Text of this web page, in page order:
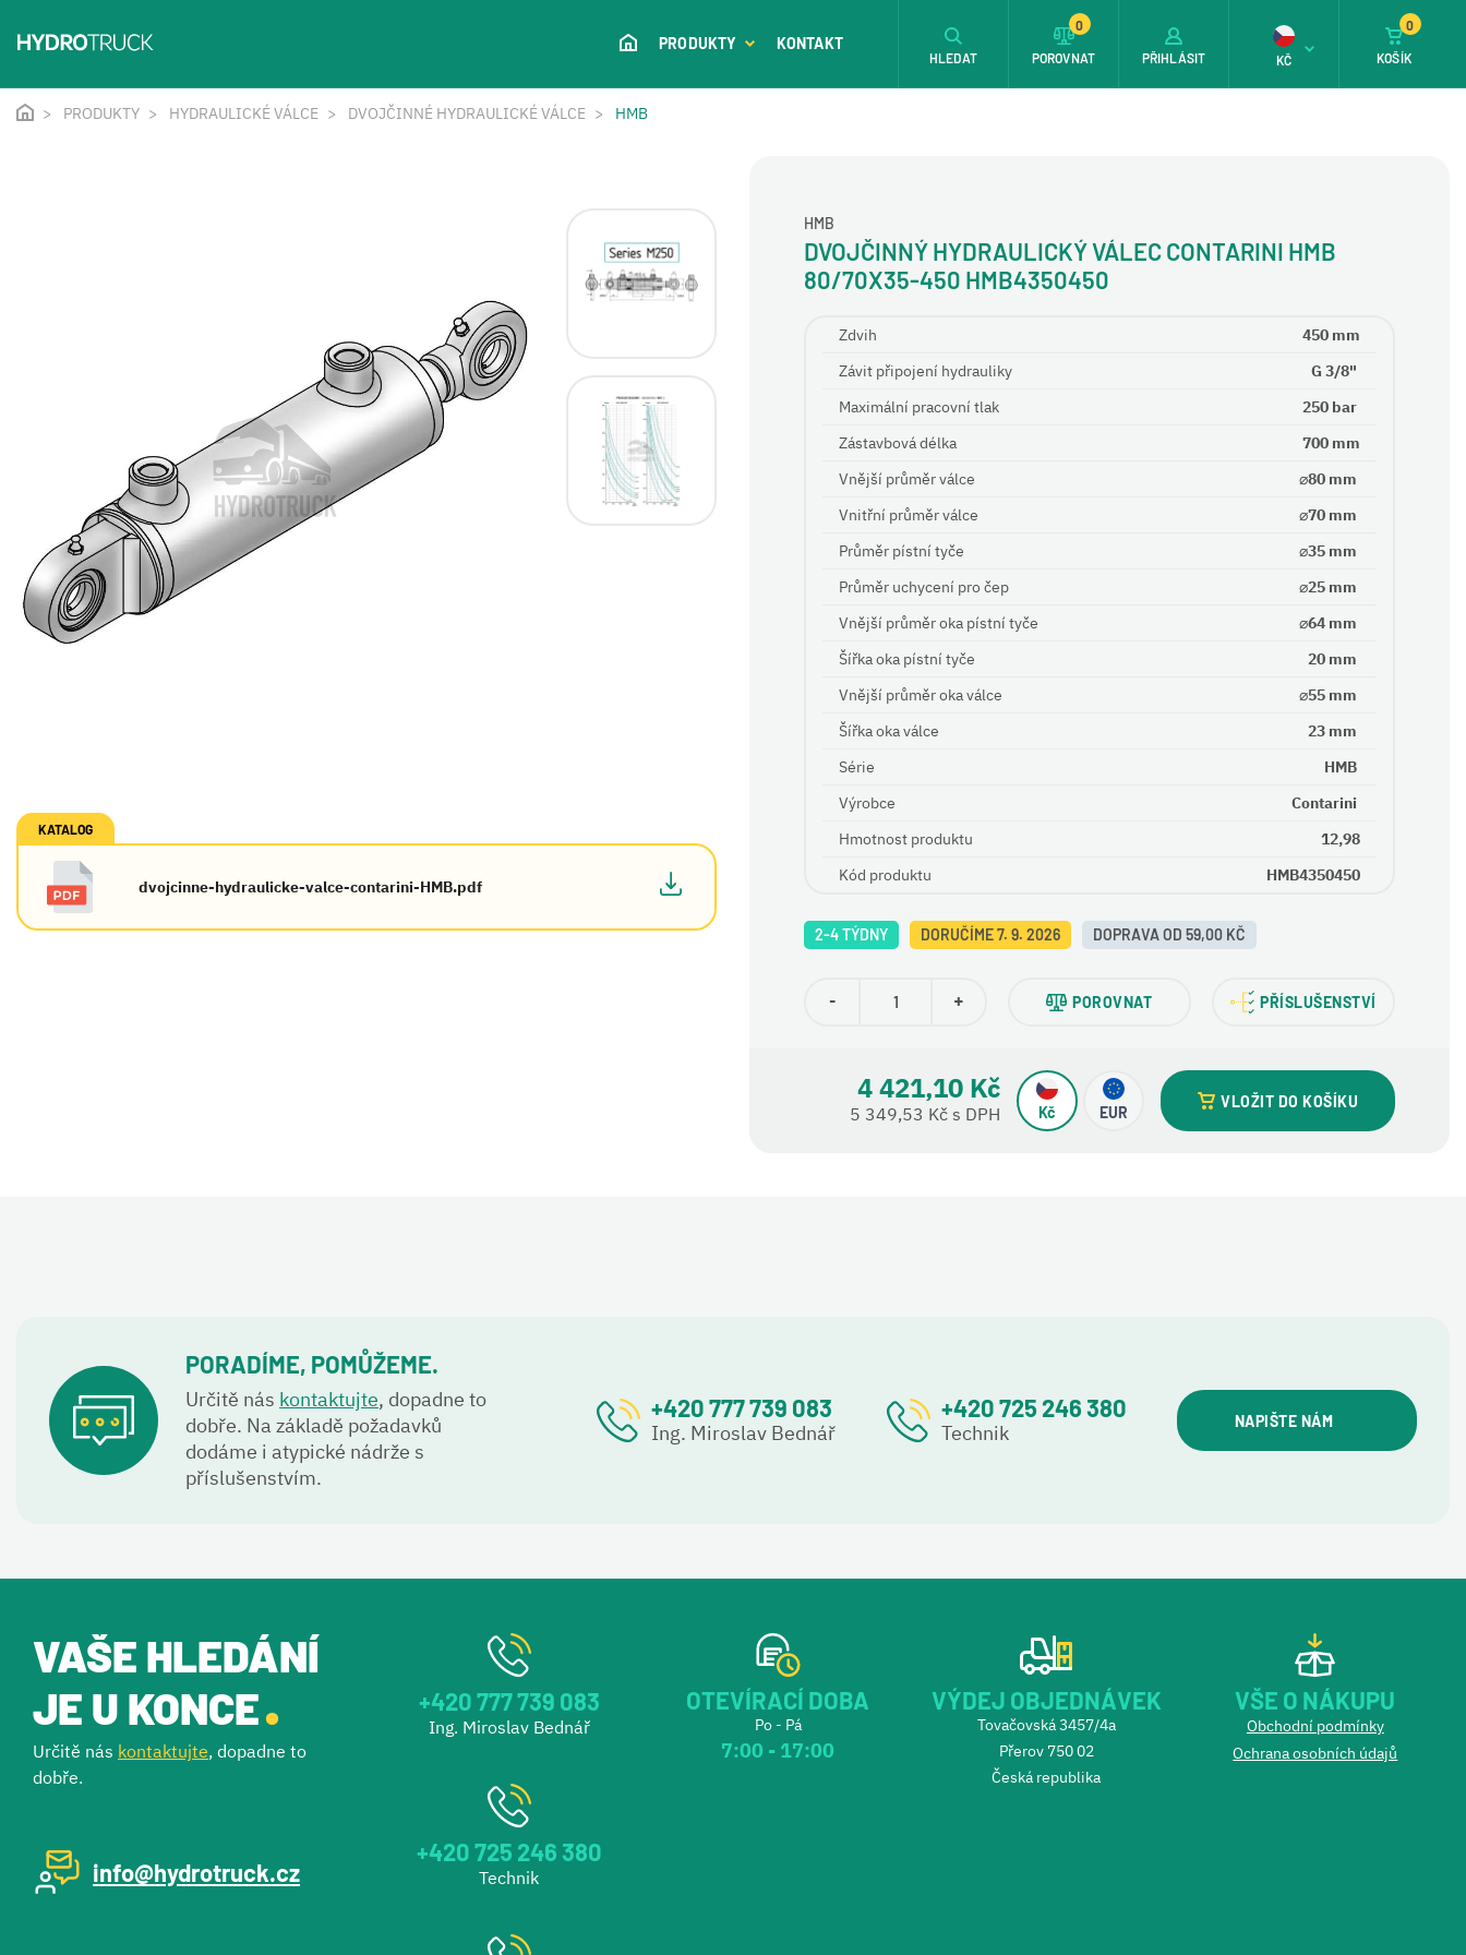
PRODUKTY KONTAKT
HLEDAT POROVNAT
0
PŘIHLÁSIT KČ KOŠÍK
0
PRODUKTY HYDRAULICKÉ VÁLCE DVOJČINNÉ HYDRAULICKÉ VÁLCE HMB
KATALOG
dvojcinne-hydraulicke-valce-contarini-HMB.pdf
HMB
DVOJČINNÝ HYDRAULICKÝ VÁLEC CONTARINI HMB
80/70X35-450 HMB4350450
Zdvih
450 mm
Závit připojení hydrauliky
G 3/8"
Maximální pracovní tlak
250 bar
Zástavbová délka
700 mm
Vnější průměr válce
⌀80 mm
Vnitřní průměr válce
⌀70 mm
Průměr pístní tyče
⌀35 mm
Průměr uchycení pro čep
⌀25 mm
Vnější průměr oka pístní tyče
⌀64 mm
Šířka oka pístní tyče
20 mm
Vnější průměr oka válce
⌀55 mm
Šířka oka válce
23 mm
Série
HMB
Výrobce
Contarini
Hmotnost produktu
12,98
Kód produktu
HMB4350450
2-4 TÝDNY DORUČÍME 7. 9. 2026 DOPRAVA OD 59,00 KČ
- + POROVNAT PŘÍSLUŠENSTVÍ
4 421,10 Kč
5 349,53 Kč s DPH Kč EUR
VLOŽIT DO KOŠÍKU
PORADÍME, POMŮŽEME.
Určitě nás kontaktujte, dopadne to
dobře. Na základě požadavků
dodáme i atypické nádrže s
příslušenstvím.
+420 777 739 083
Ing. Miroslav Bednář
+420 725 246 380
Technik NAPIŠTE NÁM
VAŠE HLEDÁNÍ
JE U KONCE.
Určitě nás kontaktujte, dopadne to
dobře.
info@hydrotruck.cz
+420 777 739 083
Ing. Miroslav Bednář
+420 725 246 380
Technik
OTEVÍRACÍ DOBA
Po - Pá
7:00 - 17:00
VÝDEJ OBJEDNÁVEK
Tovačovská 3457/4a
Přerov 750 02
Česká republika
VŠE O NÁKUPU
Obchodní podmínky
Ochrana osobních údajů